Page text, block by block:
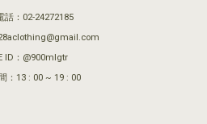
話：02-24272185
ID：@900mlgtr
：13 : 00 ~ 19 : 00